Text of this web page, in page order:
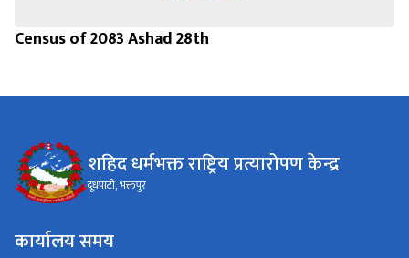
Census of 2083 Ashad 28th
शहिद धर्मभक्त राष्ट्रिय प्रत्यारोपण केन्द्र
दूधपाटी, भक्तपुर
कार्यालय समय